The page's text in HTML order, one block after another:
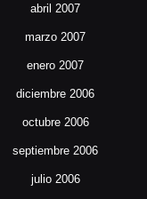
abril 2007
marzo 2007
enero 2007
diciembre 2006
octubre 2006
septiembre 2006
julio 2006